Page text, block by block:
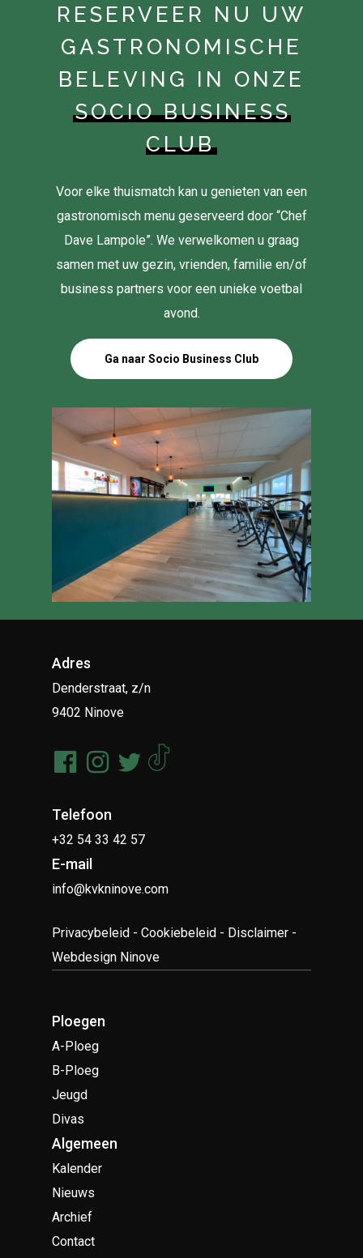
RESERVEER NU UW
GASTRONOMISCHE
BELEVING IN ONZE
SOCIO BUSINESS
CLUB
Voor elke thuismatch kan u genieten van een
gastronomisch menu geserveerd door “Chef
Dave Lampole”. We verwelkomen u graag
samen met uw gezin, vrienden, familie en/of
business partners voor een unieke voetbal
avond.
Ga naar Socio Business Club
Adres
Denderstraat, z/n
9402 Ninove
Telefoon
+32 54 33 42 57
E-mail
info@kvkninove.com
Privacybeleid -Cookiebeleid - Disclaimer -
Webdesign Ninove
Ploegen
A-Ploeg
B-Ploeg
Jeugd
Divas
Algemeen
Kalender
Nieuws
Archief
Contact